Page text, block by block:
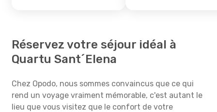
Réservez votre séjour idéal à
Quartu Sant´Elena
Chez Opodo, nous sommes convaincus que ce qui
rend un voyage vraiment mémorable, c'est autant le
lieu que vous visitez que le confort de votre